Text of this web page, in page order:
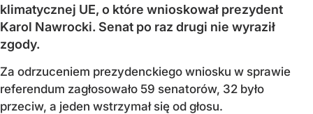
klimatycznej UE, o które wnioskował prezydent
Karol Nawrocki. Senat po raz drugi nie wyraził
zgody.
Za odrzuceniem prezydenckiego wniosku w sprawie
referendum zagłosowało 59 senatorów, 32 było
przeciw, a jeden wstrzymał się od głosu.